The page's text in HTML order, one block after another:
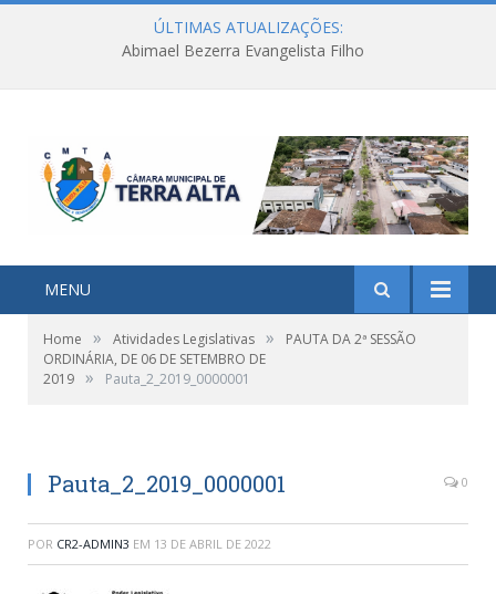
ÚLTIMAS ATUALIZAÇÕES:
Abimael Bezerra Evangelista Filho
MENU
Home » Atividades Legislativas »
PAUTA DA 2ª SESSÃO
ORDINÁRIA, DE 06 DE SETEMBRO DE
2019 » Pauta_2_2019_0000001
Pauta_2_2019_0000001 0
POR CR2-ADMIN3 EM 13 DE ABRIL DE 2022